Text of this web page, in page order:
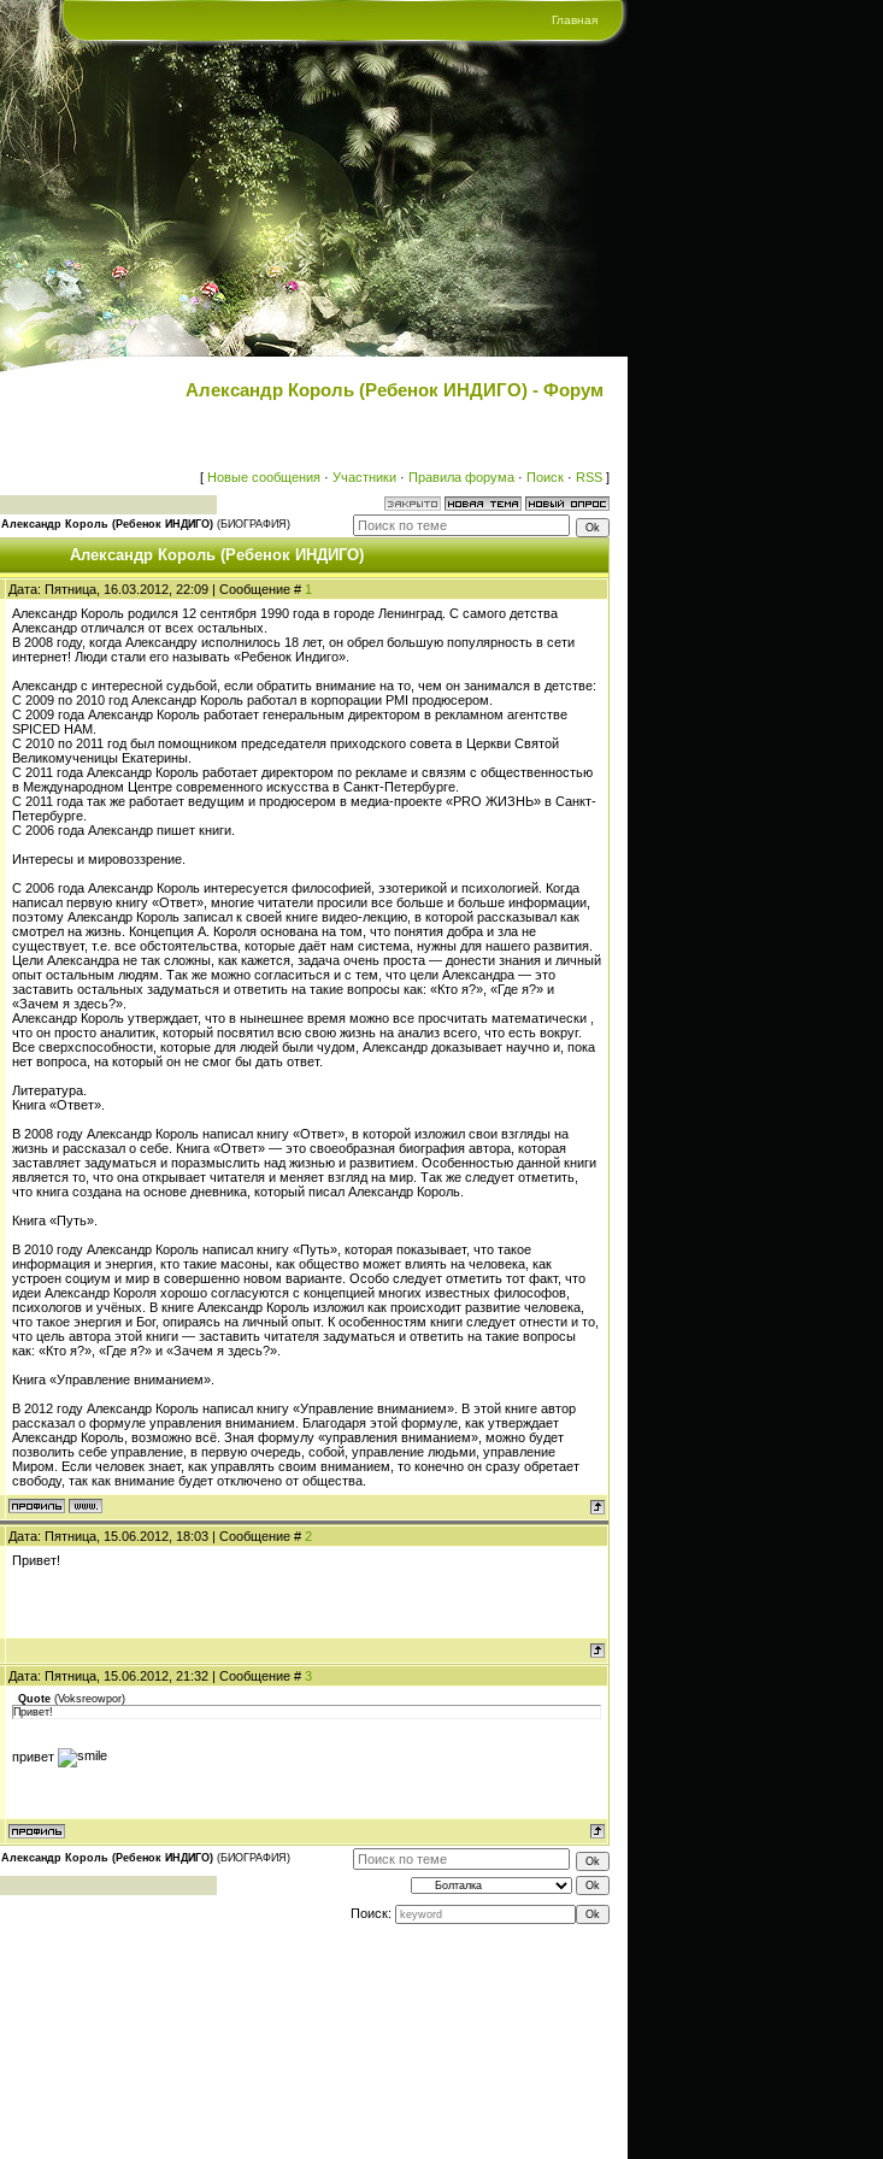
Главная
Александр Король (Ребенок ИНДИГО) - Форум
[ Новые сообщения · Участники · Правила форума · Поиск · RSS ]
Александр Король (Ребенок ИНДИГО) (БИОГРАФИЯ)
Александр Король (Ребенок ИНДИГО)
Дата: Пятница, 16.03.2012, 22:09 | Сообщение # 1
Александр Король родился 12 сентября 1990 года в городе Ленинград. С самого детства
Александр отличался от всех остальных.
В 2008 году, когда Александру исполнилось 18 лет, он обрел большую популярность в сети
интернет! Люди стали его называть «Ребенок Индиго».
Александр с интересной судьбой, если обратить внимание на то, чем он занимался в детстве:
C 2009 по 2010 год Александр Король работал в корпорации PMI продюсером.
С 2009 года Александр Король работает генеральным директором в рекламном агентстве
SPICED HAM.
С 2010 по 2011 год был помощником председателя приходского совета в Церкви Святой
Великомученицы Екатерины.
С 2011 года Александр Король работает директором по рекламе и связям с общественностью
в Международном Центре современного искусства в Санкт-Петербурге.
С 2011 года так же работает ведущим и продюсером в медиа-проекте «PRO ЖИЗНЬ» в Санкт-
Петербурге.
С 2006 года Александр пишет книги.
Интересы и мировоззрение.
С 2006 года Александр Король интересуется философией, эзотерикой и психологией. Когда
написал первую книгу «Ответ», многие читатели просили все больше и больше информации,
поэтому Александр Король записал к своей книге видео-лекцию, в которой рассказывал как
смотрел на жизнь. Концепция А. Короля основана на том, что понятия добра и зла не
существует, т.е. все обстоятельства, которые даёт нам система, нужны для нашего развития.
Цели Александра не так сложны, как кажется, задача очень проста — донести знания и личный
опыт остальным людям. Так же можно согласиться и с тем, что цели Александра — это
заставить остальных задуматься и ответить на такие вопросы как: «Кто я?», «Где я?» и
«Зачем я здесь?».
Александр Король утверждает, что в нынешнее время можно все просчитать математически ,
что он просто аналитик, который посвятил всю свою жизнь на анализ всего, что есть вокруг.
Все сверхспособности, которые для людей были чудом, Александр доказывает научно и, пока
нет вопроса, на который он не смог бы дать ответ.
Литература.
Книга «Ответ».
В 2008 году Александр Король написал книгу «Ответ», в которой изложил свои взгляды на
жизнь и рассказал о себе. Книга «Ответ» — это своеобразная биография автора, которая
заставляет задуматься и поразмыслить над жизнью и развитием. Особенностью данной книги
является то, что она открывает читателя и меняет взгляд на мир. Так же следует отметить,
что книга создана на основе дневника, который писал Александр Король.
Книга «Путь».
В 2010 году Александр Король написал книгу «Путь», которая показывает, что такое
информация и энергия, кто такие масоны, как общество может влиять на человека, как
устроен социум и мир в совершенно новом варианте. Особо следует отметить тот факт, что
идеи Александр Короля хорошо согласуются с концепцией многих известных философов,
психологов и учёных. В книге Александр Король изложил как происходит развитие человека,
что такое энергия и Бог, опираясь на личный опыт. К особенностям книги следует отнести и то,
что цель автора этой книги — заставить читателя задуматься и ответить на такие вопросы
как: «Кто я?», «Где я?» и «Зачем я здесь?».
Книга «Управление вниманием».
В 2012 году Александр Король написал книгу «Управление вниманием». В этой книге автор
рассказал о формуле управления вниманием. Благодаря этой формуле, как утверждает
Александр Король, возможно всё. Зная формулу «управления вниманием», можно будет
позволить себе управление, в первую очередь, собой, управление людьми, управление
Миром. Если человек знает, как управлять своим вниманием, то конечно он сразу обретает
свободу, так как внимание будет отключено от общества.
Дата: Пятница, 15.06.2012, 18:03 | Сообщение # 2
Привет!
Дата: Пятница, 15.06.2012, 21:32 | Сообщение # 3
Quote (Voksreowpor)
Привет!
привет
Александр Король (Ребенок ИНДИГО) (БИОГРАФИЯ)
Поиск: